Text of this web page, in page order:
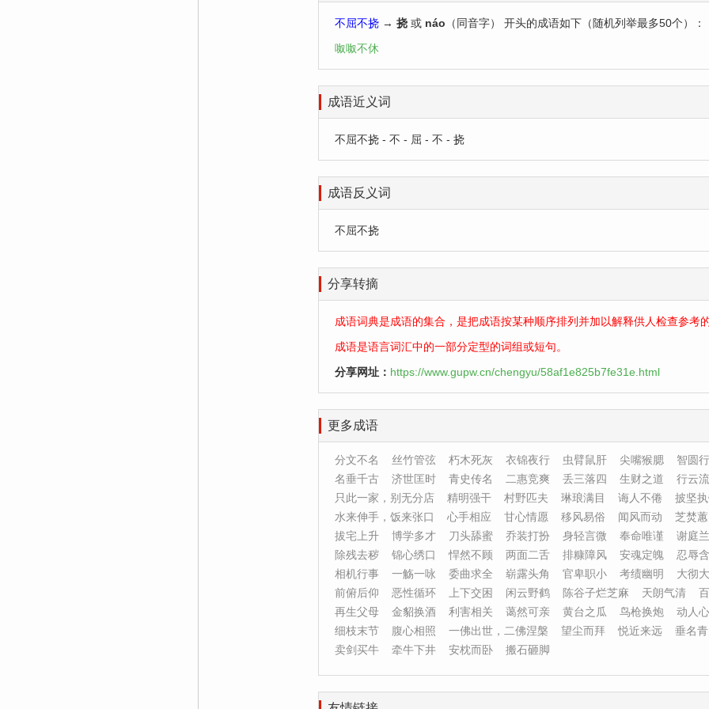
不屈不挠 → 挠 或 náo （同音字） 开头的成语如下（随机列举最多50个）：
呶呶不休
成语近义词
不屈不挠 - 不 - 屈 - 不 - 挠
成语反义词
不屈不挠
分享转摘
成语词典是成语的集合，是把成语按某种顺序排列并加以解释供人检查参考
成语是语言词汇中的一部分定型的词组或短句。
分享网址： https://www.gupw.cn/chengyu/58af1e825b7fe31e.html
更多成语
分文不名 丝竹管弦 朽木死灰 衣锦夜行 虫臂鼠肝 尖嘴猴腮
智圆
名垂千古
济世匡时 青史传名 二惠竞爽 丢三落四 生财之道
行云
只此一家，别无分店
精明强干 村野匹夫 琳琅满目 诲人不倦
披坚
水来伸手，饭来张口
心手相应 甘心情愿 移风易俗 闻风而动
芝焚
拔宅上升
博学多才 刀头舔蜜 乔装打扮 身轻言微 奉命唯谨
谢庭
除残去秽
锦心绣口 悍然不顾 两面二舌 排糠障风 安魂定魄
忍辱
相机行事
一觞一咏 委曲求全 崭露头角 官卑职小 考绩幽明
大彻
前俯后仰
恶性循环 上下交困 闲云野鹤 陈谷子烂芝麻 天朗气清
再生父母
金貂换酒 利害相关 蔼然可亲 黄台之瓜 鸟枪换炮
动人
细枝末节
腹心相照 一佛出世，二佛涅槃 望尘而拜 悦近来远
垂名
卖剑买牛
牵牛下井 安枕而卧 搬石砸脚